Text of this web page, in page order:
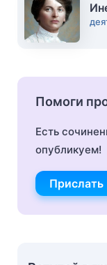
Помоги
Есть
опубликуем!
Прислать